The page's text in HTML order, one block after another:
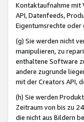
Kontaktaufnahme mit
API, Datenfeeds,
Eigentumsrechte
(g) Sie werden nicht
manipulieren, zu
enthaltene Software
andere zugrunde
mit der Creators API,
(h) Sie werden
Zeitraum von bis zu
die nicht aus Bildern